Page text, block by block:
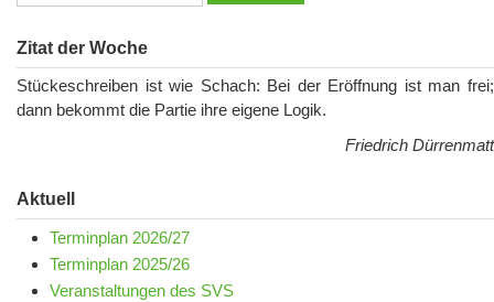
Zitat der Woche
Stückeschreiben ist wie Schach: Bei der Eröffnung ist man frei;
dann bekommt die Partie ihre eigene Logik.
Friedrich Dürrenmatt
Aktuell
Terminplan 2026/27
Terminplan 2025/26
Veranstaltungen des SVS